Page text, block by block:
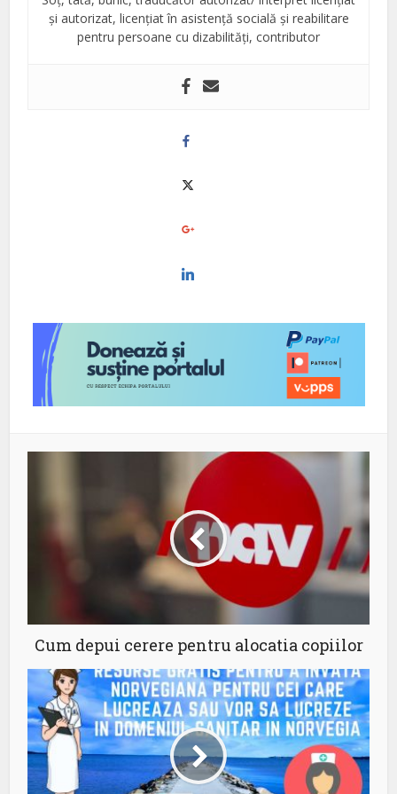
și autorizat, licențiat în asistență socială și reabilitare
pentru persoane cu dizabilități, contributor
Cum depui cerere pentru alocatia copiilor